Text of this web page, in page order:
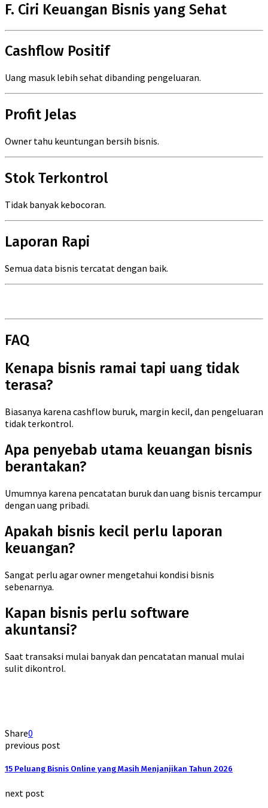
F. Ciri Keuangan Bisnis yang Sehat
Cashflow Positif
Uang masuk lebih sehat dibanding pengeluaran.
Profit Jelas
Owner tahu keuntungan bersih bisnis.
Stok Terkontrol
Tidak banyak kebocoran.
Laporan Rapi
Semua data bisnis tercatat dengan baik.
FAQ
Kenapa bisnis ramai tapi uang tidak
terasa?
Biasanya karena cashflow buruk, margin kecil, dan pengeluaran
tidak terkontrol.
Apa penyebab utama keuangan bisnis
berantakan?
Umumnya karena pencatatan buruk dan uang bisnis tercampur
dengan uang pribadi.
Apakah bisnis kecil perlu laporan
keuangan?
Sangat perlu agar owner mengetahui kondisi bisnis
sebenarnya.
Kapan bisnis perlu software
akuntansi?
Saat transaksi mulai banyak dan pencatatan manual mulai
sulit dikontrol.
Share0
previous post
15 Peluang Bisnis Online yang Masih Menjanjikan Tahun 2026
next post